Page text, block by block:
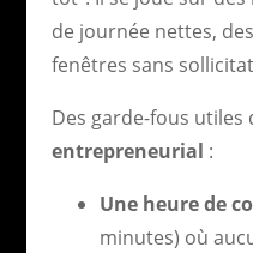
de journée nettes,
fenêtres sans
Des garde-fous utiles
entrepreneurial :
Une heure de
minutes) où